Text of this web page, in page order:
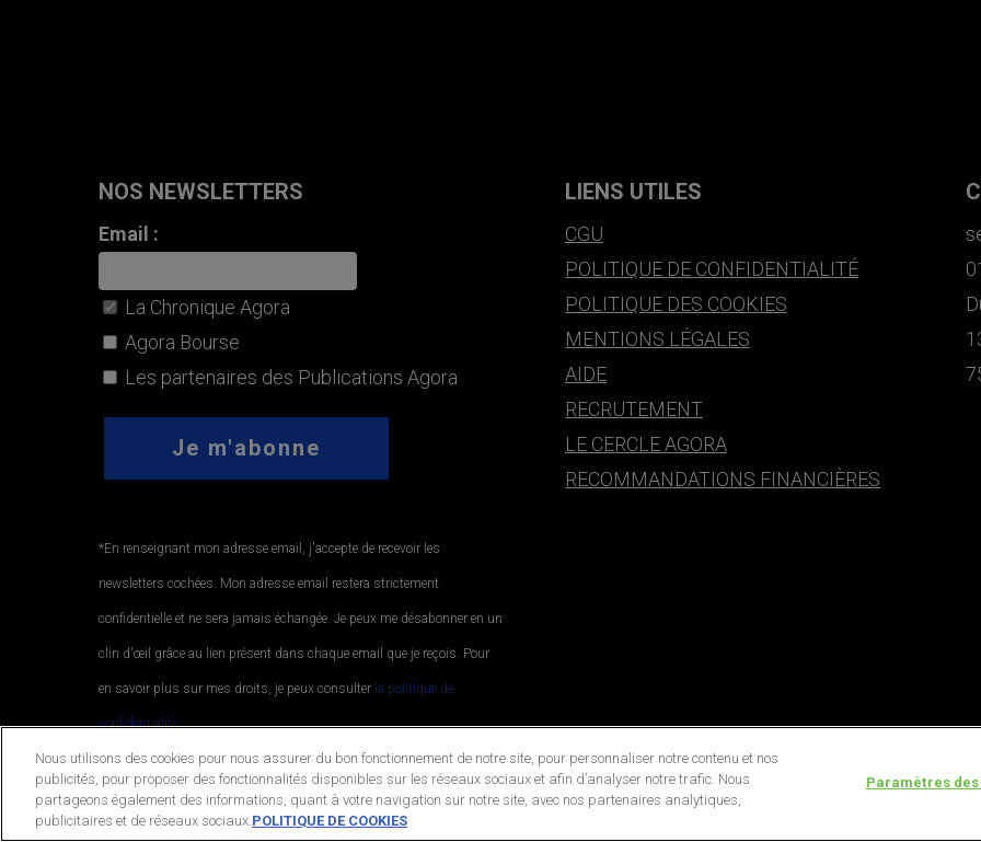
NOS NEWSLETTERS
Email :
La Chronique Agora
Agora Bourse
Les partenaires des Publications Agora
*En renseignant mon adresse email, j'accepte de recevoir les
newsletters cochées. Mon adresse email restera strictement
confidentielle et ne sera jamais échangée. Je peux me désabonner en un
clin d'œil grâce au lien présent dans chaque email que je reçois. Pour
en savoir plus sur mes droits, je peux consulter la politique de
confidentialité..
LIENS UTILES
CGU
POLITIQUE DE CONFIDENTIALITÉ
POLITIQUE DES COOKIES
MENTIONS LÉGALES
AIDE
RECRUTEMENT
LE CERCLE AGORA
RECOMMANDATIONS FINANCIÈRES
© 2026 Publications Agora. All Rights Reserved.
Nous utilisons des cookies pour nous assurer du bon fonctionnement de notre site, pour personnaliser notre contenu et nos
publicités, pour proposer des fonctionnalités disponibles sur les réseaux sociaux et afin d’analyser notre trafic. Nous
partageons également des informations, quant à votre navigation sur notre site, avec nos partenaires analytiques,
publicitaires et de réseaux sociaux.POLITIQUE DE COOKIES
Paramètres